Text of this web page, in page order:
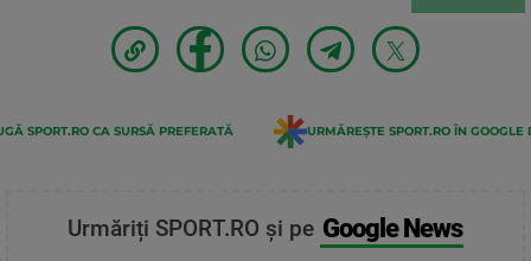
SPORT.RO CA SURSĂ PREFERATĂ URMĂREȘTE SPORT.RO ÎN GOOGLE
Urmăriți SPORT.RO și pe Google News